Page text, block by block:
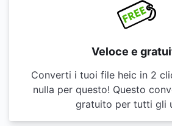
Veloce e
Converti i tuoi file heic in 2
nulla per questo! Questo
gratuito per tutti gli